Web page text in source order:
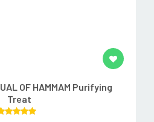
OF HAMMAM Purifying
Treat